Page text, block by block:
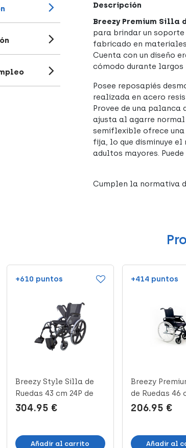
Descripción
Breezy Premium Silla
para brindar un
fabricado en
Cuenta con un diseño
cómodo durante largos
Posee reposapiés
realizada en acero
Provee de una palanca
ajusta al agarre normal
semiflexible ofrece
fija, lo que disminuye el
adultos mayores.
Cumplen la normativa
+610 puntos
Breezy Style Silla de
Ruedas 43 cm 24P de
Alumin...
304.95 €
Añadir al carrito
+414 puntos
Breezy
de Ruedas 46
Unid...
206.95 €
Añadir al